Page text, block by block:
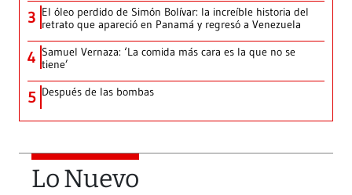
3 El óleo perdido de Simón Bolívar: la increíble historia del
retrato que apareció en Panamá y regresó a Venezuela
4 Samuel Vernaza: ‘La comida más cara es la que no se
tiene’
5 Después de las bombas
Lo Nuevo